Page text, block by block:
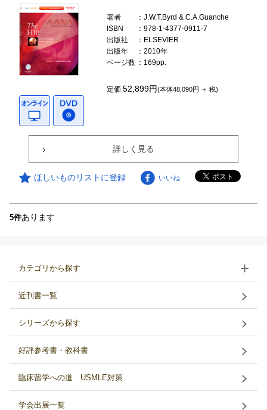
著者
：J.W.T.Byrd & C.A.Guanche
ISBN
：978-1-4377-0911-7
出版社
：ELSEVIER
出版年
：2010年
ページ数 ：169pp.
定価52,899円(本体48,090円 ＋ 税)
詳しく見る
ほしいものリストに登録 いいね
5件あります
カテゴリから探す
近刊書一覧
シリーズから探す
好評参考書・教科書
臨床留学への道 USMLE対策
学会出展一覧